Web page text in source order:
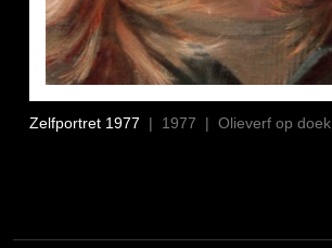
Zelfportret 1977 | 1977 | Olieverf op doek